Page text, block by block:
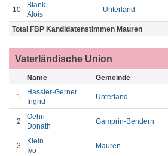
10
Blank
Alois
Unterland
Total FBP Kandidatenstimmen Mauren
Vaterländische Union
Name Gemeinde
1
Hassler-Gerner
Ingrid
Unterland
2
Oehri
Donath
Gamprin-Bendern
3
Klein
Ivo
Mauren